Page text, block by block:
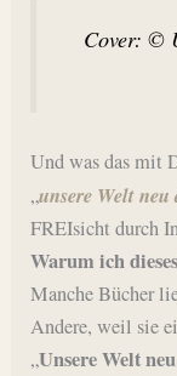
Cover: ©
Und was das mit
„unsere Welt neu
FREIsicht durch
Warum ich
Manche Bücher
Andere, weil sie
„Unsere Welt